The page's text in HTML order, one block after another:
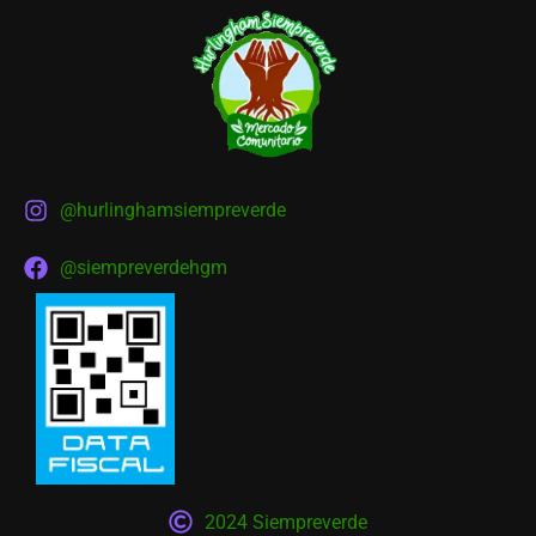
@hurlinghamsiempreverde
@siempreverdehgm
2024 Siempreverde